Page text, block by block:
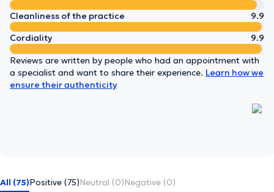
Cleanliness of the practice
9.9
Cordiality
9.9
Reviews are written by people who had an appointment with
a specialist and want to share their experience. Learn how we
ensure their authenticity
All (75)Positive (75)Neutral (0)Negative (0)